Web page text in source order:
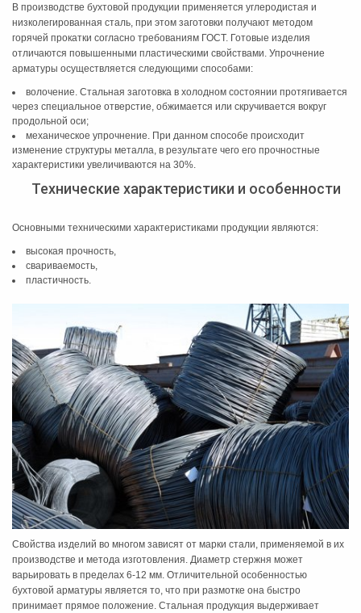
В производстве бухтовой продукции применяется углеродистая и
низколегированная сталь, при этом заготовки получают методом
горячей прокатки согласно требованиям ГОСТ. Готовые изделия
отличаются повышенными пластическими свойствами. Упрочнение
арматуры осуществляется следующими способами:
волочение. Стальная заготовка в холодном состоянии протягивается
через специальное отверстие, обжимается или скручивается вокруг
продольной оси;
механическое упрочнение. При данном способе происходит
изменение структуры металла, в результате чего его прочностные
характеристики увеличиваются на 30%.
Технические характеристики и особенности
Основными техническими характеристиками продукции являются:
высокая прочность,
свариваемость,
пластичность.
Свойства изделий во многом зависят от марки стали, применяемой в их
производстве и метода изготовления. Диаметр стержня может
варьировать в пределах 6-12 мм. Отличительной особенностью
бухтовой арматуры является то, что при размотке она быстро
принимает прямое положение. Стальная продукция выдерживает